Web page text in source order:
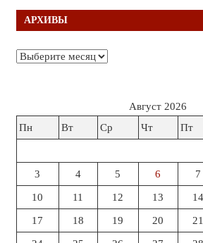
АРХИВЫ
Архивы
Август 2026
Пн
Вт Ср Чт Пт
3 4 5 6 7
10 11 12 13 14
17 18 19 20 21